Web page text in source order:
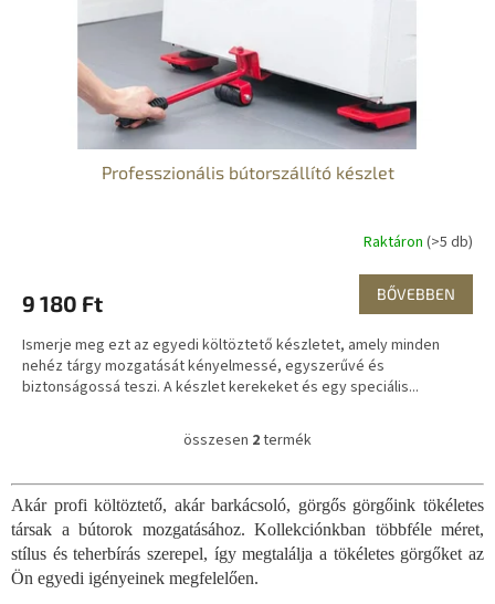
Professzionális bútorszállító készlet
Raktáron (>5 db)
9 180 Ft BŐVEBBEN
Ismerje meg ezt az egyedi költöztető készletet, amely minden
nehéz tárgy mozgatását kényelmessé, egyszerűvé és
biztonságossá teszi. A készlet kerekeket és egy speciális...
L
s
t
a
i
r
összesen 2termék
Akár profi költöztető, akár barkácsoló, görgős görgőink tökéletes
társak a bútorok mozgatásához. Kollekciónkban többféle méret,
stílus és teherbírás szerepel, így megtalálja a tökéletes görgőket az
Ön egyedi igényeinek megfelelően.